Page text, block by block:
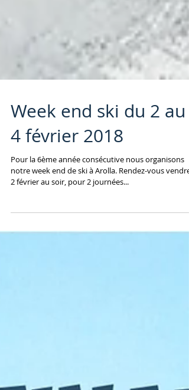
Week end ski du 2 au
4 février 2018
Pour la 6ème année consécutive nous organisons
2 février au soir, pour 2 journées...